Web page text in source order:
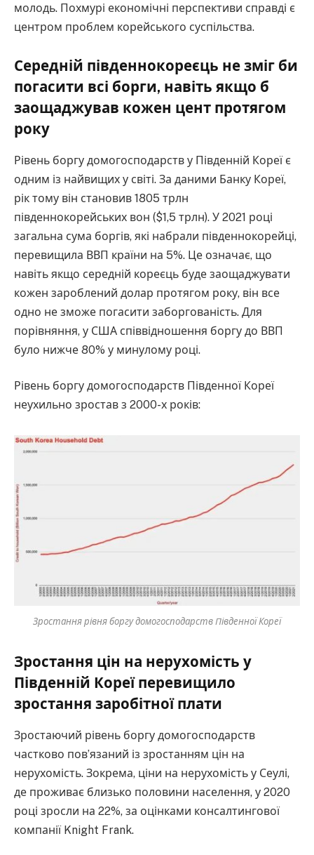
молодь. Похмурі економічні перспективи справді є
центром проблем корейського суспільства.
Середній південнокореєць не зміг би
погасити всі борги, навіть якщо б
заощаджував кожен цент протягом
року
Рівень боргу домогосподарств у Південній Кореї є
одним із найвищих у світі. За даними Банку Кореї,
рік тому він становив 1805 трлн
південнокорейських вон ($1,5 трлн). У 2021 році
загальна сума боргів, які набрали південнокорейці,
перевищила ВВП країни на 5%. Це означає, що
навіть якщо середній кореєць буде заощаджувати
кожен зароблений долар протягом року, він все
одно не зможе погасити заборгованість. Для
порівняння, у США співвідношення боргу до ВВП
було нижче 80% у минулому році.
Рівень боргу домогосподарств Південної Кореї
неухильно зростав з 2000-х років:
Зростання рівня боргу домогосподарств Південної Кореї
Зростання цін на нерухомість у
Південній Кореї перевищило
зростання заробітної плати
Зростаючий рівень боргу домогосподарств
частково пов’язаний із зростанням цін на
нерухомість. Зокрема, ціни на нерухомість у Сеулі,
де проживає близько половини населення, у 2020
році зросли на 22%, за оцінками консалтингової
компанії Knight Frank.